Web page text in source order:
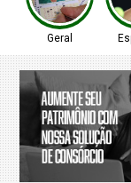
Geral